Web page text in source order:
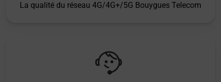
La qualité du réseau 4G/4G+/5G Bouygues Telecom